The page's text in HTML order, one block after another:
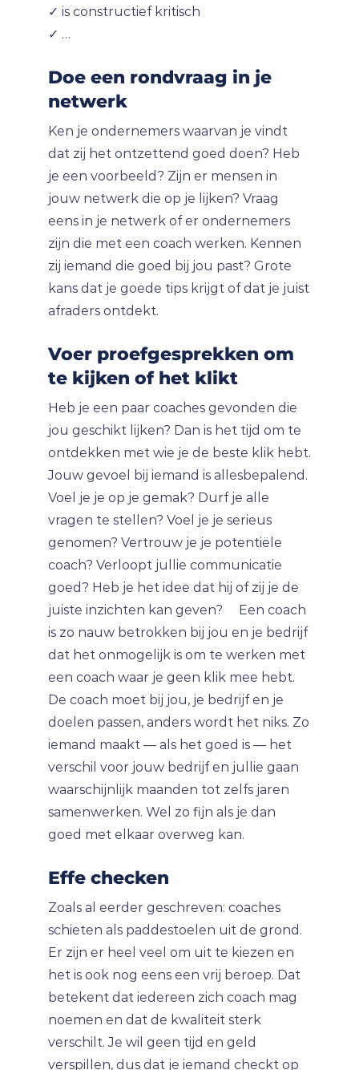
✓ is constructief kritisch
✓ …
Doe een rondvraag in je
netwerk
Ken je ondernemers waarvan je vindt
dat zij het ontzettend goed doen? Heb
je een voorbeeld? Zijn er mensen in
jouw netwerk die op je lijken? Vraag
eens in je netwerk of er ondernemers
zijn die met een coach werken. Kennen
zij iemand die goed bij jou past? Grote
kans dat je goede tips krijgt of dat je juist
afraders ontdekt.
Voer proefgesprekken om
te kijken of het klikt
Heb je een paar coaches gevonden die
jou geschikt lijken? Dan is het tijd om te
ontdekken met wie je de beste klik hebt.
Jouw gevoel bij iemand is allesbepalend.
Voel je je op je gemak? Durf je alle
vragen te stellen? Voel je je serieus
genomen? Vertrouw je je potentiële
coach? Verloopt jullie communicatie
goed? Heb je het idee dat hij of zij je de
juiste inzichten kan geven? Een coach
is zo nauw betrokken bij jou en je bedrijf
dat het onmogelijk is om te werken met
een coach waar je geen klik mee hebt.
De coach moet bij jou, je bedrijf en je
doelen passen, anders wordt het niks. Zo
iemand maakt — als het goed is — het
verschil voor jouw bedrijf en jullie gaan
waarschijnlijk maanden tot zelfs jaren
samenwerken. Wel zo fijn als je dan
goed met elkaar overweg kan.
Effe checken
Zoals al eerder geschreven: coaches
schieten als paddestoelen uit de grond.
Er zijn er heel veel om uit te kiezen en
het is ook nog eens een vrij beroep. Dat
betekent dat iedereen zich coach mag
noemen en dat de kwaliteit sterk
verschilt. Je wil geen tijd en geld
verspillen, dus dat je iemand checkt op